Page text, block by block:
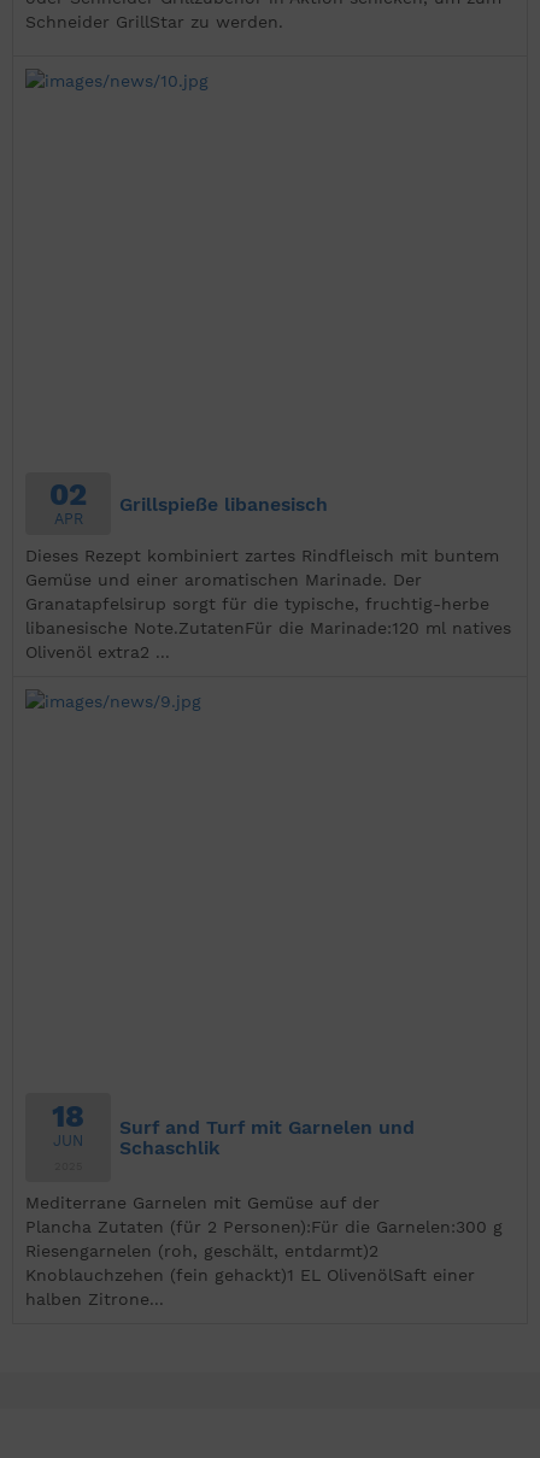
Schneider GrillStar zu werden.
02
APR
Grillspieße libanesisch
Dieses Rezept kombiniert zartes Rindfleisch mit buntem
Gemüse und einer aromatischen Marinade. Der
Granatapfelsirup sorgt für die typische, fruchtig-herbe
libanesische Note.ZutatenFür die Marinade:120 ml natives
Olivenöl extra2 ...
18
JUN
Surf and Turf mit Garnelen und
Schaschlik
Mediterrane Garnelen mit Gemüse auf der
Plancha Zutaten (für 2 Personen):Für die Garnelen:300 g
Riesengarnelen (roh, geschält, entdarmt)2
Knoblauchzehen (fein gehackt)1 EL OlivenölSaft einer
halben Zitrone...